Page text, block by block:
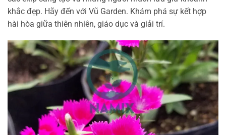
khắc đẹp. Hãy đến với Vũ Garden. Khám phá sự kết hợp
hài hòa giữa thiên nhiên, giáo dục và giải trí.